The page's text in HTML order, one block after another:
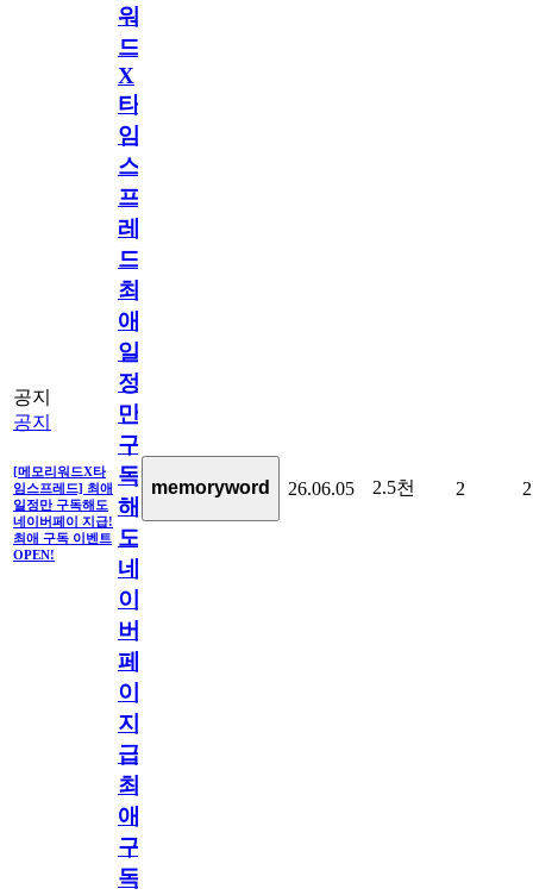
공지
공지
[메모리워드X타
임스프레드] 최애
일정만 구독해도
네이버페이 지급!
최애 구독 이벤트
OPEN!
워
드
X
타
임
스
프
레
드]
최
애
일
정
만
구
독
해
도
네
이
버
페
이
지
급!
최
애
구
독
memoryword 26.06.05 2.5천 2 2